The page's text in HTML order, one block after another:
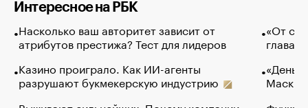
Интересное на РБК
Насколько ваш авторитет зависит от
атрибутов престижа? Тест для лидеров
Казино проиграло. Как ИИ-агенты
разрушают букмекерскую индустрию
«От
глава
Маск в